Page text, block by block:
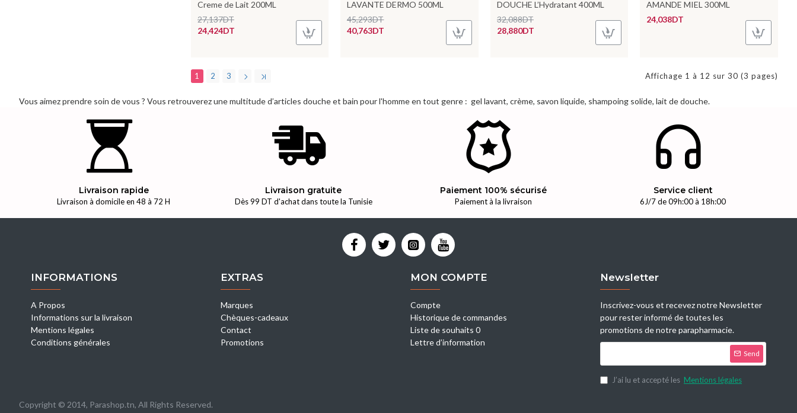
Creme de Lait 200ML
24,424DT
27,137DT
LAVANTE DERMO 500ML
40,763DT
45,293DT
DOUCHE L’Hydratant 400ML
28,880DT
32,088DT
AMANDE MIEL 300ML
24,038DT
1 2 3 Affichage 1 à 12 sur 30 (3 pages)
Vous aimez prendre soin de vous ? Vous retrouverez une multitude d’articles douche et bain pour l'homme en tout genre : gel lavant, crème, savon liquide, shampoing solide, lait de douche.
Livraison rapide
Livraison à domicile en 48 à 72 H
Livraison gratuite
Dès 99 DT d'achat dans toute la Tunisie
Paiement 100% sécurisé
Paiement à la livraison
Service client
6J/7 de 09h:00 à 18h:00
INFORMATIONS
A Propos
Informations sur la livraison
Mentions légales
Conditions générales
EXTRAS
Marques
Chèques-cadeaux
Contact
Promotions
MON COMPTE
Compte
Historique de commandes
Liste de souhaits 0
Lettre d’information
Newsletter
Inscrivez-vous et recevez notre Newsletter
pour rester informé de toutes les
promotions de notre parapharmacie.
Send
J’ai lu et accepté les Mentions légales
Copyright © 2014, Parashop.tn, All Rights Reserved.